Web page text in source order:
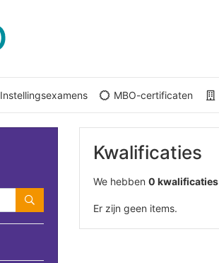
Instellingsexamens MBO-certificaten
Kwalificaties
We hebben 0 kwalificaties
Er zijn geen items.